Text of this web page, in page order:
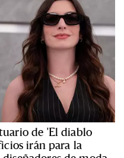
de 'El diablo
irán para la